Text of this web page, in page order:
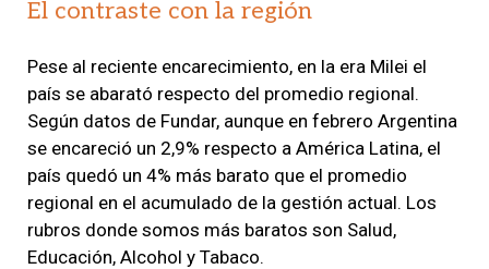
El contraste con la región
Pese al reciente encarecimiento, en la era Milei el
país se abarató respecto del promedio regional.
Según datos de Fundar, aunque en febrero Argentina
se encareció un 2,9% respecto a América Latina, el
país quedó un 4% más barato que el promedio
regional en el acumulado de la gestión actual. Los
rubros donde somos más baratos son Salud,
Educación, Alcohol y Tabaco.